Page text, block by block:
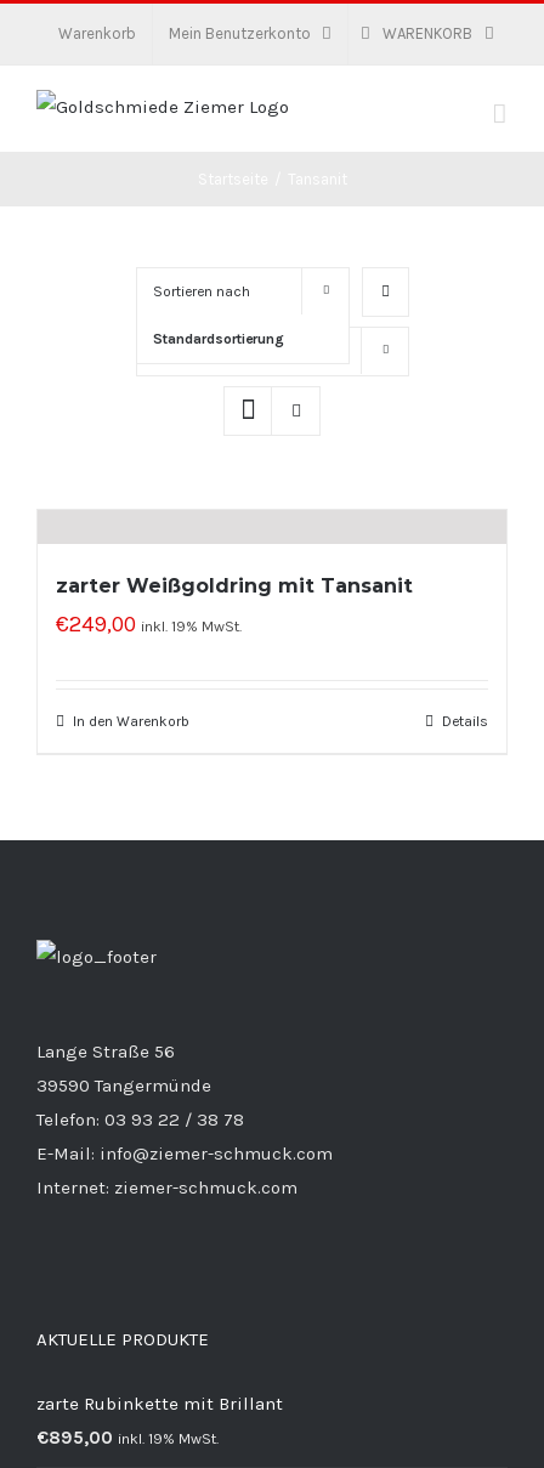
Warenkorb Mein Benutzerkonto WARENKORB
Sortieren nach
Standardsortierung
zarter Weißgoldring mit Tansanit
€249,00 inkl. 19% MwSt.
In den Warenkorb Details
Lange Straße 56
39590 Tangermünde
Telefon: 03 93 22 / 38 78
E-Mail: info@ziemer-schmuck.com
Internet: ziemer-schmuck.com
AKTUELLE PRODUKTE
zarte Rubinkette mit Brillant
€895,00 inkl. 19% MwSt.